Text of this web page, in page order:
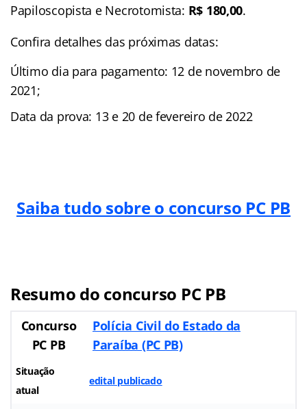
Papiloscopista e Necrotomista: R$ 180,00.
Confira detalhes das próximas datas:
Último dia para pagamento: 12 de novembro de
2021;
Data da prova: 13 e 20 de fevereiro de 2022
Saiba tudo sobre o concurso PC PB
Resumo do concurso PC PB
Concurso
PC PB
Polícia Civil do Estado da
Paraíba (PC PB)
Situação
atual
edital publicado